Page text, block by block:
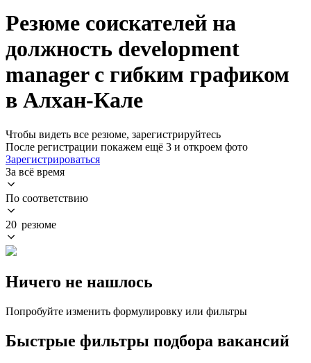
Резюме соискателей на
должность development
manager с гибким графиком
в Алхан-Кале
Чтобы видеть все резюме, зарегистрируйтесь
После регистрации покажем ещё 3 и откроем фото
Зарегистрироваться
За всё время
По соответствию
20 резюме
Ничего не нашлось
Попробуйте изменить формулировку или фильтры
Быстрые фильтры подбора вакансий